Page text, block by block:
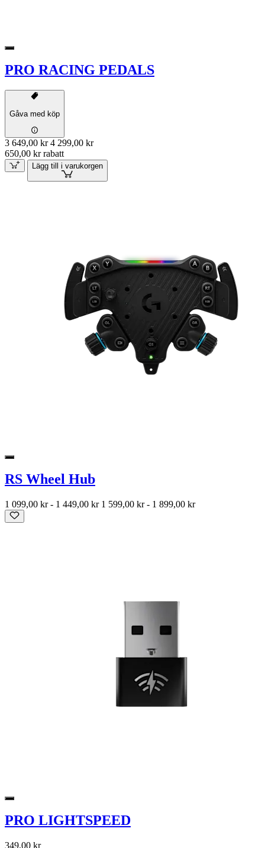
PRO RACING PEDALS
Gåva med köp
3 649,00 kr 4 299,00 kr
650,00 kr rabatt
Lägg till i varukorgen
RS Wheel Hub
1 099,00 kr- 1 449,00 kr 1 599,00 kr- 1 899,00 kr
PRO LIGHTSPEED
349,00 kr